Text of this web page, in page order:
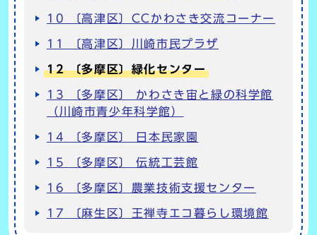
10 〔高津区〕CCかわさき交流コーナー
11 〔高津区〕川崎市民プラザ
12 〔多摩区〕緑化センター
13 〔多摩区〕 かわさき宙と緑の科学館
（川崎市青少年科学館）
14 〔多摩区〕 日本民家園
15 〔多摩区〕 伝統工芸館
16 〔多摩区〕農業技術支援センター
17 〔麻生区〕王禅寺エコ暮らし環境館